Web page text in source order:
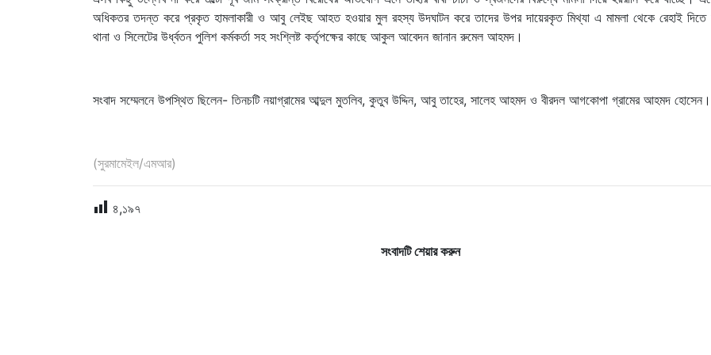
অধিকতর তদন্ত করে প্রকৃত হামলাকারী ও আবু লেইছ আহত হওয়ার মুল রহস্য উদঘাটন করে তাদের উপর দায়েরকৃত মিথ্যা এ মামলা থেকে রেহাই দিতে
থানা ও সিলেটের উর্ধ্বতন পুলিশ কর্মকর্তা সহ সংশ্লিষ্ট কর্তৃপক্ষের কাছে আকুল আবেদন জানান রুমেল আহমদ।
সংবাদ সম্মেলনে উপস্থিত ছিলেন- তিনচটি নয়াগ্রামের আব্দুল মুতলিব, কুতুব উদ্দিন, আবু তাহের, সালেহ আহমদ ও বীরদল আগকোপা গ্রামের আহমদ হোসেন।
(সুরমামেইল/এমআর)
৪,১৯৭
সংবাদটি শেয়ার করুন